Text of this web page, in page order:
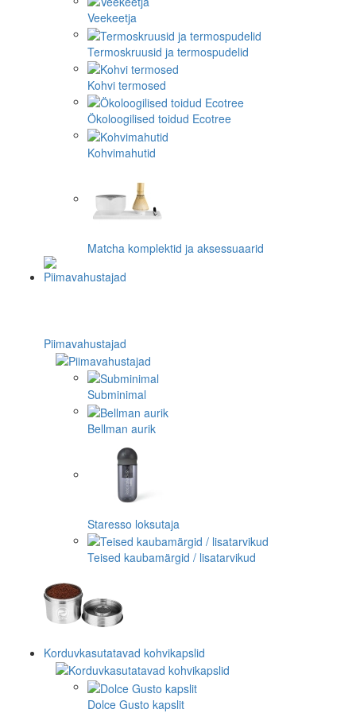
Veekeetja
Termoskruusid ja termospudelid
Kohvi termosed
Ökoloogilised toidud Ecotree
Kohvimahutid
Matcha komplektid ja aksessuaarid
Piimavahustajad
Subminimal
Bellman aurik
Staresso loksutaja
Teised kaubamärgid / lisatarvikud
Korduvkasutatavad kohvikapslid
Dolce Gusto kapslit